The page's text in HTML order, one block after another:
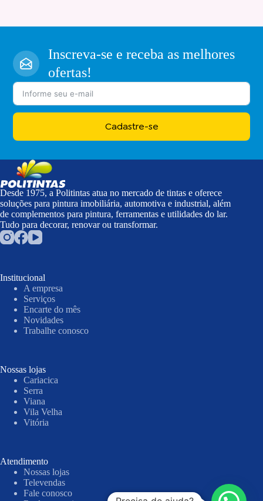
Inscreva-se e receba as melhores
ofertas!
Cadastre-se
Desde 1975, a Politintas atua no mercado de tintas e oferece
soluções para pintura imobiliária, automotiva e industrial, além
de complementos para pintura, ferramentas e utilidades do lar.
Tudo para decorar, renovar ou transformar.
Institucional
A empresa
Serviços
Encarte do mês
Novidades
Trabalhe conosco
Nossas lojas
Cariacica
Serra
Viana
Vila Velha
Vitória
Atendimento
Nossas lojas
Televendas
Fale conosco